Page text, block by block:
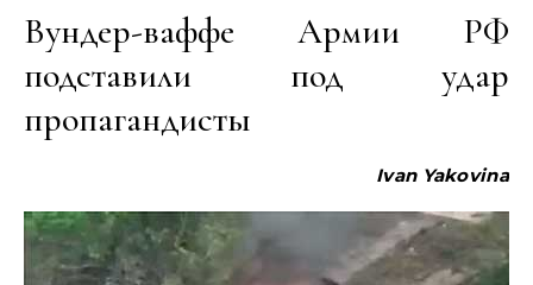
Вундер-ваффе Армии РФ
подставили под удар
пропагандисты
Ivan Yakovina